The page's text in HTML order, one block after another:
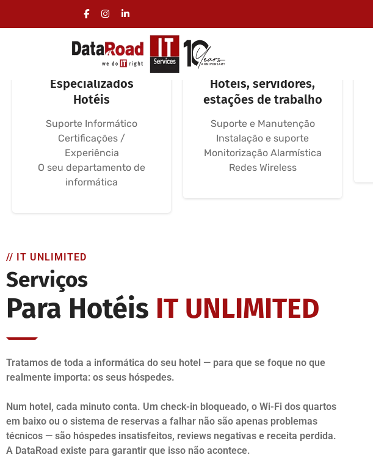
Serviços Informática
Especializados
Hotéis
Suporte Informático
Certificações /
Experiência
O seu departamento de
informática
Redes Informáticas
Hóteis, servidores,
estações de trabalho
Suporte e Manutenção
Instalação e suporte
Monitorização Alarmística
Redes Wireless
// IT UNLIMITED
Serviços
Para Hotéis IT UNLIMITED
Tratamos de toda a informática do seu hotel — para que se foque no que
realmente importa: os seus hóspedes.
Num hotel, cada minuto conta. Um check-in bloqueado, o Wi-Fi dos quartos
em baixo ou o sistema de reservas a falhar não são apenas problemas
técnicos — são hóspedes insatisfeitos, reviews negativas e receita perdida.
A DataRoad existe para garantir que isso não acontece.